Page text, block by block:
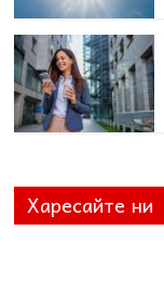
Харесайте ни